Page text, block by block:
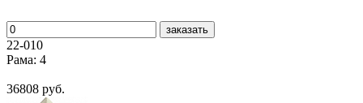
заказать
22-010
Рама: 4
36808 руб.